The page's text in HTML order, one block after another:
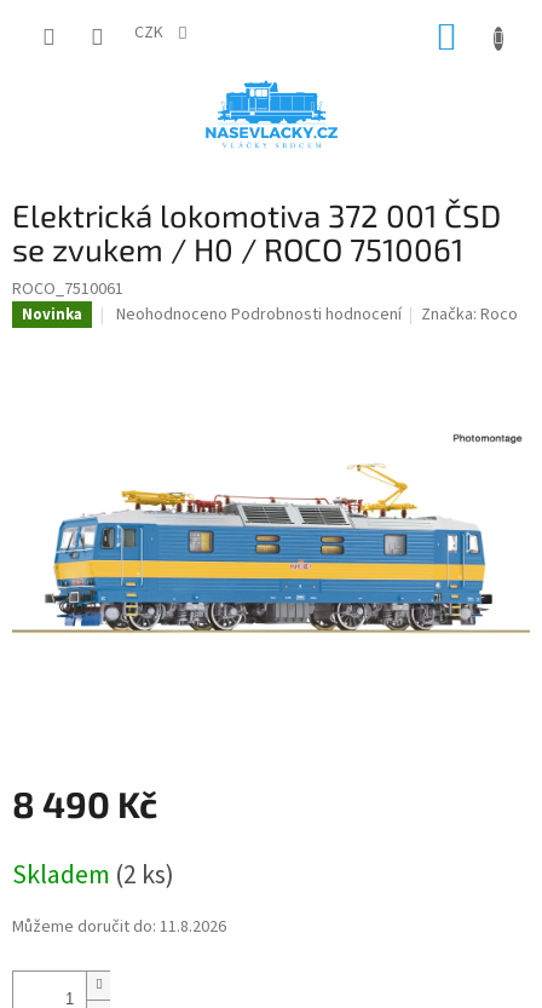
CZK
Elektrická lokomotiva 372 001 ČSD
se zvukem / H0 / ROCO 7510061
ROCO_7510061
Novinka
Průměrné
Neohodnoceno Podrobnosti hodnocení Značka:Roco
8 490 Kč
cena:
Skladem (2 ks)
Můžeme doručit do: 11.8.2026